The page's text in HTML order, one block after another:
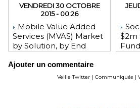
VENDREDI 30 OCTOBRE
2015 - 00:26
Mobile Value Added
Services (MVAS) Market
by Solution, by End
Geography - Global
Forecast and Analysis to
$2m
Ajouter un commentaire
Veille Twitter | Communiqués |